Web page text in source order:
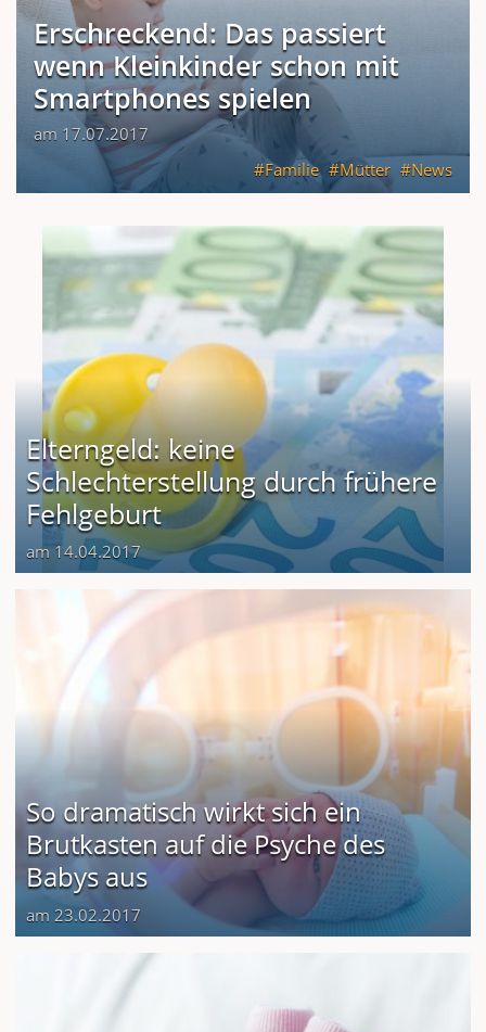
Erschreckend: Das passiert
wenn Kleinkinder schon mit
Smartphones spielen
am 17.07.2017
Familie
Mütter News
Elterngeld: keine
Schlechterstellung durch frühere
Fehlgeburt
am 14.04.2017
So dramatisch wirkt sich ein
Brutkasten auf die Psyche des
Babys aus
am 23.02.2017